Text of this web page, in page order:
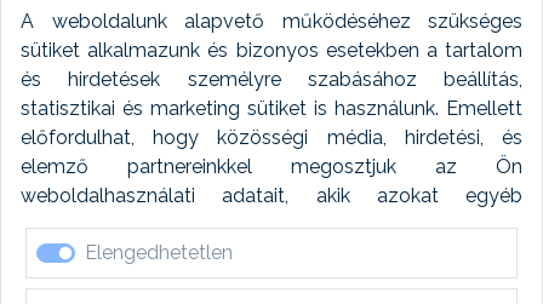
A weboldalunk alapvető működéséhez szükséges
sütiket alkalmazunk és bizonyos esetekben a tartalom
és hirdetések személyre szabásához beállítás,
statisztikai és marketing sütiket is használunk. Emellett
előfordulhat, hogy közösségi média, hirdetési, és
elemző partnereinkkel megosztjuk az Ön
weboldalhasználati adatait, akik azokat egyéb
forrásokból gyűjtött adatokkal kombinálhatják. A sütik
elfogadásával kapcsolatosan naplózást végzünk és
ezen adatokat 6 hónap után automatikusan töröljük. A
Elengedhetetlen
Fényképtár extra modul
Autómosó modul
Feladatütemezés